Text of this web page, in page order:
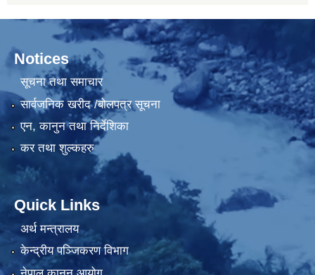
Notices
सूचना तथा समाचार
सार्वजनिक खरीद /बोलपत्र सूचना
एन, कानुन तथा निर्देशिका
कर तथा शुल्कहरु
Quick Links
अर्थ मन्त्रालय
केन्द्रीय पञ्जिकरण विभाग